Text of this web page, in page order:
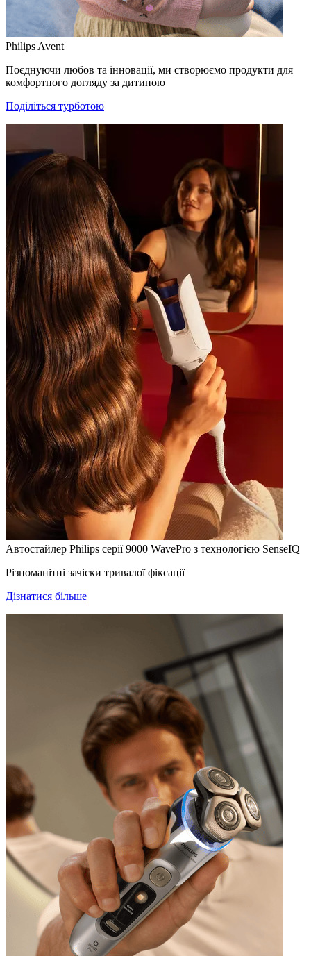
Philips Avent
Поєднуючи любов та інновації, ми створюємо продукти для
комфортного догляду за дитиною
Поділіться турботою
Автостайлер Philips серії 9000 WavePro з технологією SenseIQ
Різноманітні зачіски тривалої фіксації
Дізнатися більше